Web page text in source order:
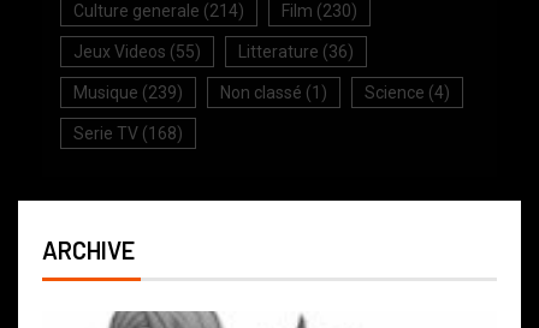
Culture generale (214) Film (230)
Jeux Videos (55) Litterature (36)
Musique (239) Non classé (1) Science (4)
Serie TV (168)
ARCHIVE